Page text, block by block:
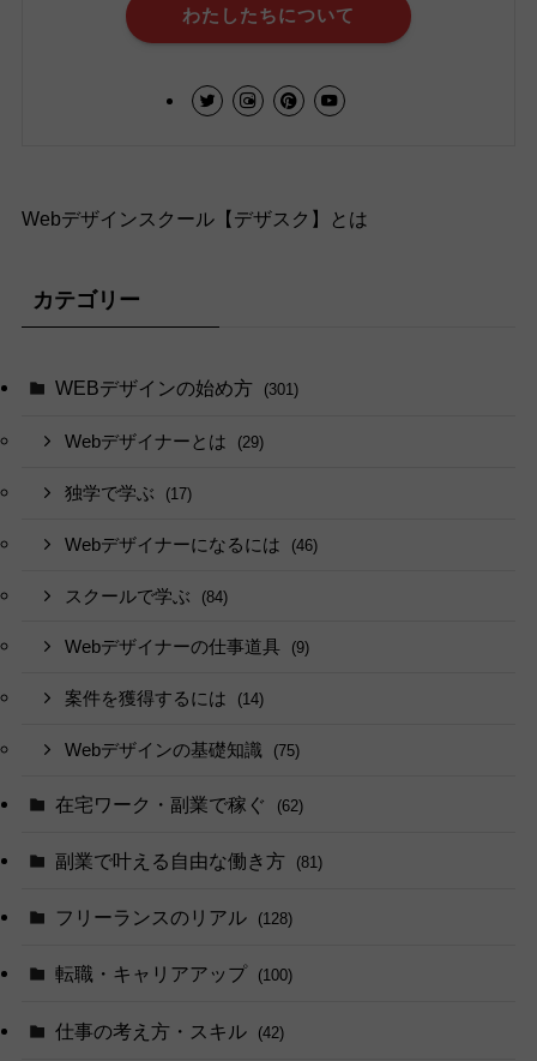
わたしたちについて
Webデザインスクール【デザスク】とは
カテゴリー
WEBデザインの始め方 (301)
Webデザイナーとは (29)
独学で学ぶ (17)
Webデザイナーになるには (46)
スクールで学ぶ (84)
Webデザイナーの仕事道具 (9)
案件を獲得するには (14)
Webデザインの基礎知識 (75)
在宅ワーク・副業で稼ぐ (62)
副業で叶える自由な働き方 (81)
フリーランスのリアル (128)
転職・キャリアアップ (100)
仕事の考え方・スキル (42)